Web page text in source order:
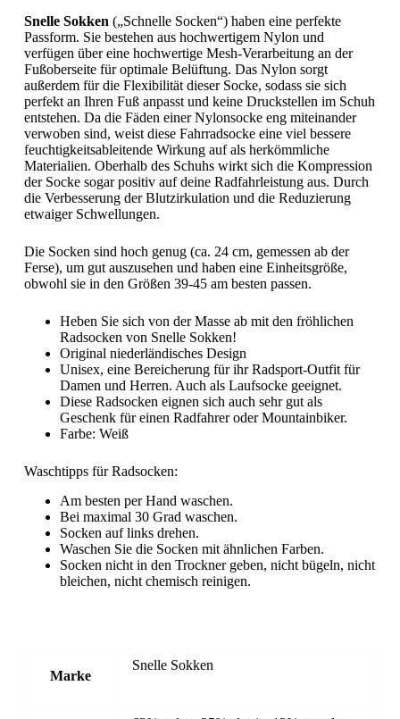
Snelle Sokken(„Schnelle Socken“) haben eine perfekte
Passform. Sie bestehen aus hochwertigem Nylon und
verfügen über eine hochwertige Mesh-Verarbeitung an der
Fußoberseite für optimale Belüftung. Das Nylon sorgt
außerdem für die Flexibilität dieser Socke, sodass sie sich
perfekt an Ihren Fuß anpasst und keine Druckstellen im Schuh
entstehen. Da die Fäden einer Nylonsocke eng miteinander
verwoben sind, weist diese Fahrradsocke eine viel bessere
feuchtigkeitsableitende Wirkung auf als herkömmliche
Materialien. Oberhalb des Schuhs wirkt sich die Kompression
der Socke sogar positiv auf deine Radfahrleistung aus. Durch
die Verbesserung der Blutzirkulation und die Reduzierung
etwaiger Schwellungen.
Die Socken sind hoch genug (ca. 24 cm, gemessen ab der
Ferse), um gut auszusehen und haben eine Einheitsgröße,
obwohl sie in den Größen 39-45 am besten passen.
Heben Sie sich von der Masse ab mit den fröhlichen
Radsocken von Snelle Sokken!
Original niederländisches Design
Unisex, eine Bereicherung für ihr Radsport-Outfit für
Damen und Herren. Auch als Laufsocke geeignet.
Diese Radsocken eignen sich auch sehr gut als
Geschenk für einen Radfahrer oder Mountainbiker.
Farbe: Weiß
Waschtipps für Radsocken:
Am besten per Hand waschen.
Bei maximal 30 Grad waschen.
Socken auf links drehen.
Waschen Sie die Socken mit ähnlichen Farben.
Socken nicht in den Trockner geben, nicht bügeln, nicht
bleichen, nicht chemisch reinigen.
Marke
Snelle Sokken